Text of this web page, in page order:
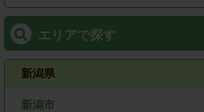
エリアで探す
新潟県
新潟市